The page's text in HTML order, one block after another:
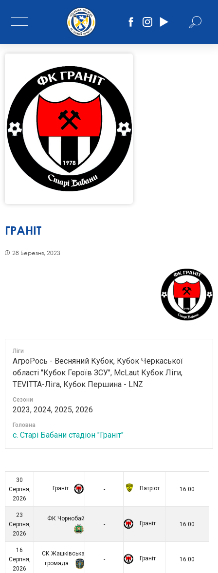
ГРАНІТ
28 Березня, 2023
Ліги
АгроРось - Весняний Кубок, Кубок Черкаської
області "Кубок Героїв ЗСУ", McLaut Кубок Ліги,
TEVITTA-Ліга, Кубок Першина - LNZ
Сезони
2023, 2024, 2025, 2026
Головна
с. Старі Бабани стадіон "Граніт"
30
Серпня,
2026
Граніт - Патріот 16:00
23
Серпня,
2026
ФК Чорнобай
-
Граніт 16:00
16
Серпня,
2026
СК Жашківська
громада
- Граніт 16:00